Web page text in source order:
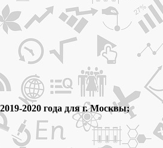
2020 года для г. Москвы;